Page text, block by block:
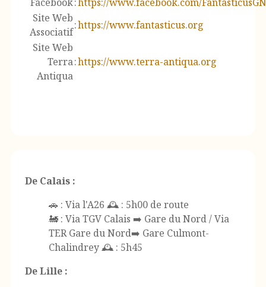
Site Web
Associatif
:https://www.fantasticus.org
Site Web
Terra
Antiqua
:https://www.terra-antiqua.org
De Calais :
🚗 : Via l'A26 🕰️ : 5h00 de route
🚂 : Via TGV Calais ➡️ Gare du Nord / Via
TER Gare du Nord➡️ Gare Culmont-
Chalindrey 🕰️ : 5h45
De Lille :